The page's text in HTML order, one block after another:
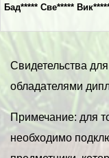
Бад***** Све*****
Свидетельства
обладателями
Примечание: для
необходимо